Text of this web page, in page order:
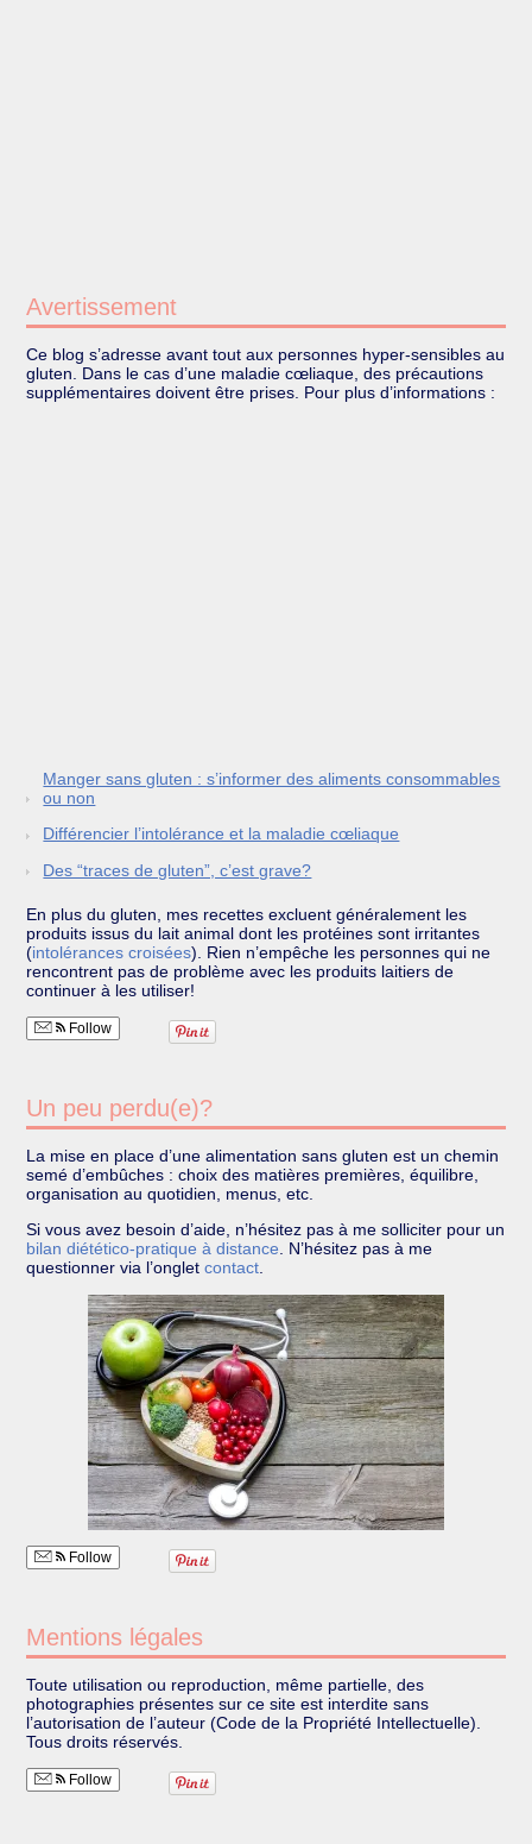
Avertissement
Ce blog s’adresse avant tout aux personnes hyper-sensibles au
gluten. Dans le cas d’une maladie cœliaque, des précautions
supplémentaires doivent être prises. Pour plus d’informations :
Manger sans gluten : s’informer des aliments consommables
ou non
Différencier l’intolérance et la maladie cœliaque
Des “traces de gluten”, c’est grave?
En plus du gluten, mes recettes excluent généralement les
produits issus du lait animal dont les protéines sont irritantes
(intolérances croisées). Rien n’empêche les personnes qui ne
rencontrent pas de problème avec les produits laitiers de
continuer à les utiliser!
Follow
Un peu perdu(e)?
La mise en place d’une alimentation sans gluten est un chemin
semé d’embûches : choix des matières premières, équilibre,
organisation au quotidien, menus, etc.
Si vous avez besoin d’aide, n’hésitez pas à me solliciter pour un
bilan diétético-pratique à distance. N’hésitez pas à me
questionner via l’ongletcontact.
Follow
Mentions légales
Toute utilisation ou reproduction, même partielle, des
photographies présentes sur ce site est interdite sans
l’autorisation de l’auteur (Code de la Propriété Intellectuelle).
Tous droits réservés.
Follow